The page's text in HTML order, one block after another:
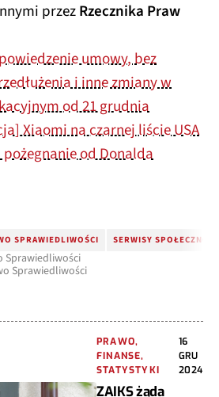
przezRzecznika Praw
umowy, bez
i inne zmiany w
od 21 grudnia
Xiaomi na czarnej liście USA
od Donalda
SPRAWIEDLIWOŚCI SERWISY
Sprawiedliwości
Sprawiedliwości
PRAWO,
FINANSE,
STATYSTYKI
16
GRU
2024
ZAIKS żąda